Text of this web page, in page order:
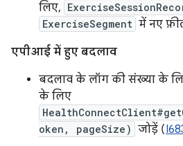
लिए,
ExerciseSegment में नए
एपीआई में हुए बदलाव
बदलाव के लॉग की संख्या के
के लिए
oken, pageSize) जोड़ें (